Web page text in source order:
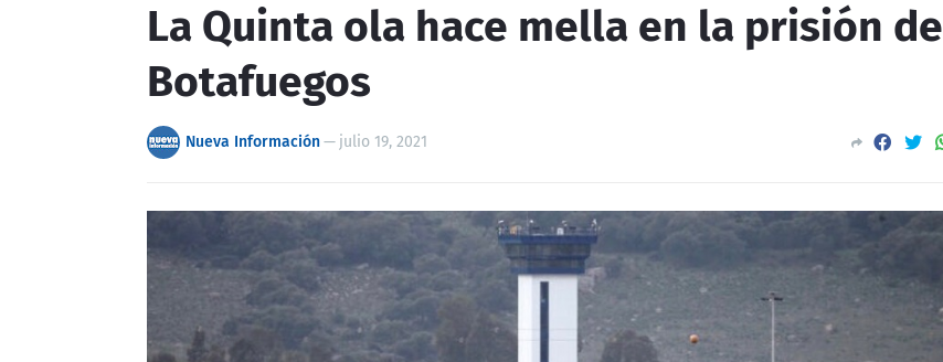
La Quinta ola hace mella en la prisión de
Botafuegos
Nueva Información— julio 19, 2021